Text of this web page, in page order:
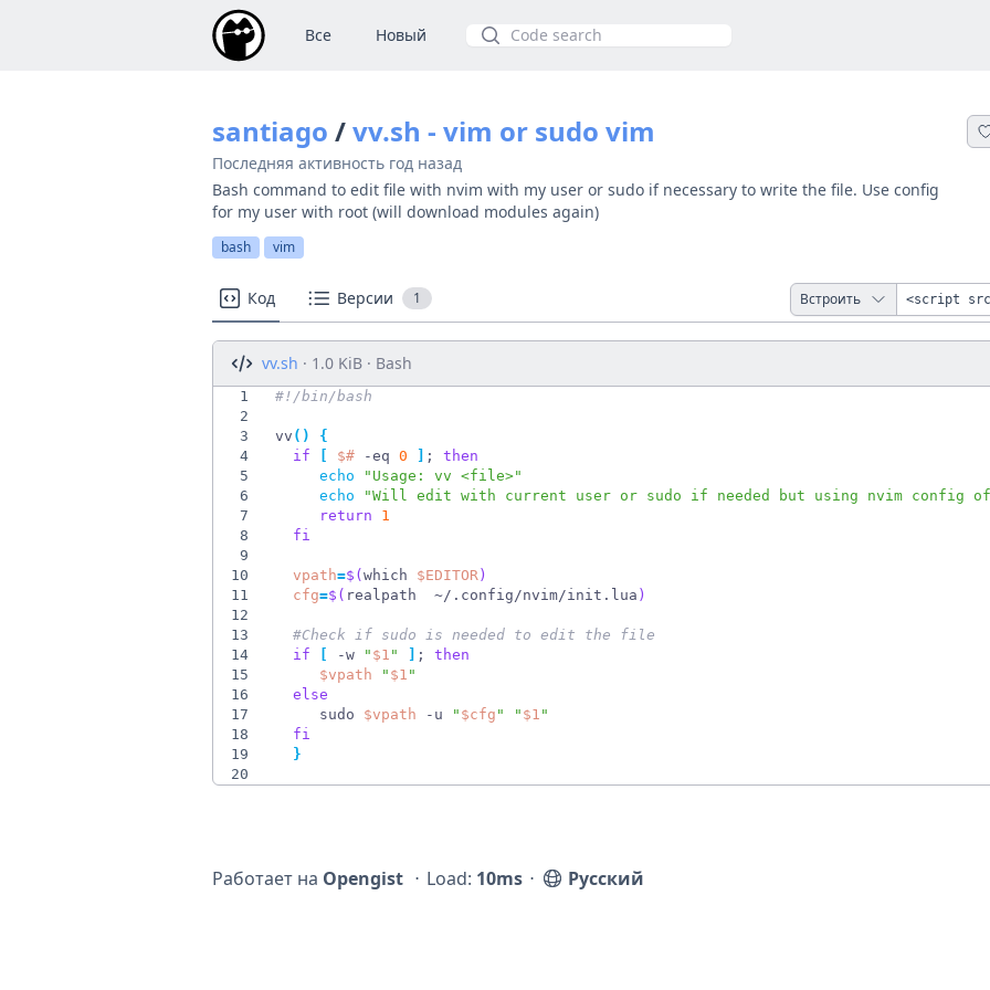
Все Новый Поиск
santiago /vv.sh - vim or sudo vim
Последняя активность год назад
Bash command to edit file with nvim with my user or sudo if necessary to write the file. Use config
for my user with root (will download modules again)
bash vim
Код Версии 1 Встроить
vv.sh · 1.0 KiB · Bash
1
2
3
vv ( )
{
4
if $# -eq 0 ;
then
5
echo
"Usage: vv <file>"
6
echo
"Will edit with current user or sudo if needed but using nvim config
7
return
1
8
fi
9
10
vpath=$( which $EDITOR )
11
cfg=$( realpath  ~/.config/nvim/init.lua )
12
13
#Check if sudo is needed to edit the file
14
if -w " $1 " ;
then
15
$vpath " $1 "
16
else
17
     sudo
$vpath -u " $cfg " " $1 "
18
fi
19
}
20
Работает на Opengist ⋅ Load: 10ms ⋅ Русский